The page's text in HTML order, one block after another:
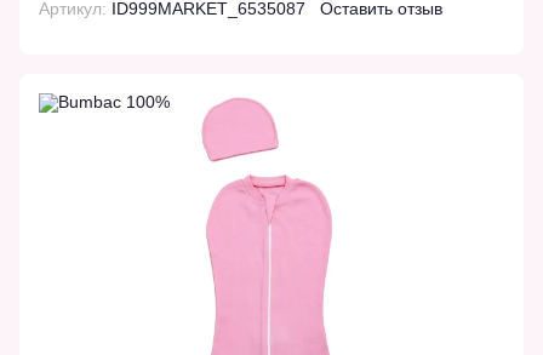
Артикул: ID999MARKET_6535087 Оставить отзыв